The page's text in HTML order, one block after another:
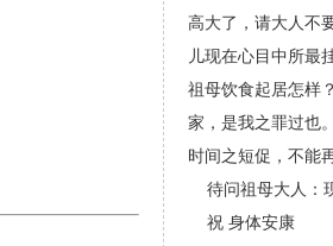
高大了， 请大人不
儿现在心目中所最
祖母饮食起居怎样
家，是我之罪过也。
时间之短促，不能
待问祖母大人：
祝 身体安康